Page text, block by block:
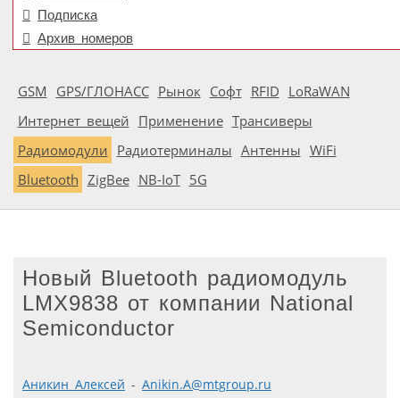
Подписка
Архив номеров
GSM GPS/ГЛОНАСС Рынок Софт RFID LoRaWAN
Интернет вещей Применение Трансиверы
Радиомодули Радиотерминалы Антенны WiFi
Bluetooth ZigBee NB-IoT 5G
Новый Bluetooth радиомодуль
LMX9838 от компании National
Semiconductor
Аникин Алексей - Anikin.A@mtgroup.ru